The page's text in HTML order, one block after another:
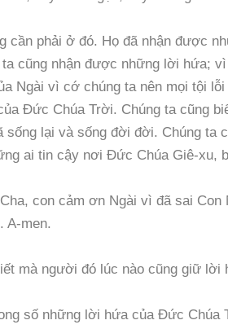
cần phải ở đó. Họ đã nhận được
cũng nhận được những lời hứa;
Ngài vì cớ chúng ta nên mọi tội
Đức Chúa Trời. Chúng ta cũng
sống lại và sống đời đời. Chúng ta
ai tin cậy nơi Đức Chúa Giê-xu,
con cảm ơn Ngài vì đã sai Con
A-men.
mà người đó lúc nào cũng giữ
số những lời hứa của Đức Chúa